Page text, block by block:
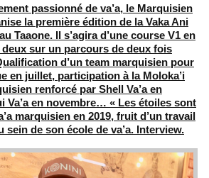
passionné de va’a, le Marquisien
la première édition de la Vaka Ani
Taaone. Il s’agira d’une course V1 en
sur un parcours de deux fois
d’un team marquisien pour
en juillet, participation à la Moloka’i
renforcé par Shell Va’a en
Va’a en novembre… « Les étoiles sont
marquisien en 2019, fruit d’un travail
sein de son école de va’a. Interview.